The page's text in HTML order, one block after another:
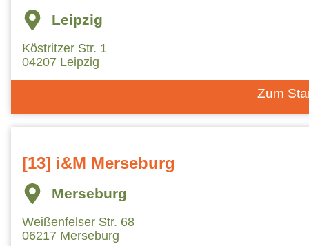
Leipzig
Köstritzer Str. 1
04207 Leipzig
Zum
[13] i&M Merseburg
Merseburg
Weißenfelser Str. 68
06217 Merseburg